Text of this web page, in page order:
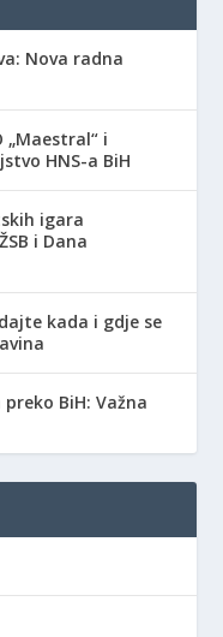
Nova radna
„Maestral“ i
HNS-a BiH
igara
i Dana
kada i gdje se
BiH: Važna